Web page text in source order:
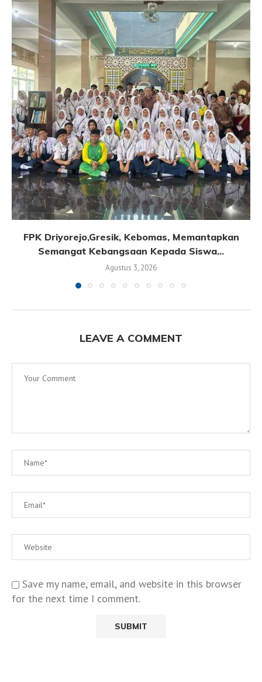
FPK Driyorejo,Gresik, Kebomas, Memantapkan
Semangat Kebangsaan Kepada Siswa...
Agustus 3, 2026
LEAVE A COMMENT
Save my name, email, and website in this browser
for the next time I comment.